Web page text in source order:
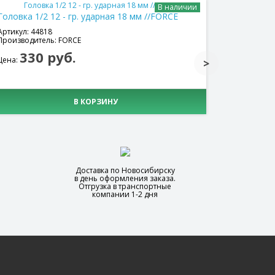
1/2 12 - гр. ударная 18 мм //FORCE
В наличии
44818
FORCE
330 руб.
В КОРЗИНУ
Доставка по Новосибирску
в день оформления заказа.
Отгрузка в транспортные
компании 1-2 дня